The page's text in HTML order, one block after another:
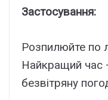
Застосування:
Розпилюйте по
Найкращий час
безвітряну